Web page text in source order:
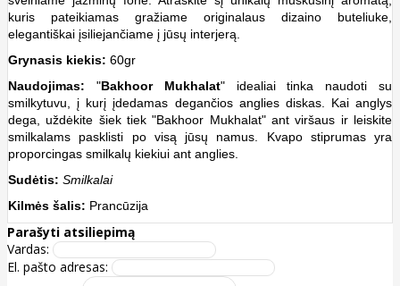
kuris pateikiamas gražiame originalaus dizaino buteliuke,
elegantiškai įsiliejančiame į jūsų interjerą.
Grynasis kiekis: 60gr
Naudojimas: "Bakhoor Mukhalat" idealiai tinka naudoti su
smilkytuvu, į kurį įdedamas degančios anglies diskas. Kai anglys
dega, uždėkite šiek tiek "Bakhoor Mukhalat" ant viršaus ir leiskite
smilkalams pasklisti po visą jūsų namus. Kvapo stiprumas yra
proporcingas smilkalų kiekiui ant anglies.
Sudėtis: Smilkalai
Kilmės šalis: Prancūzija
Parašyti atsiliepimą
Vardas:
El. pašto adresas: